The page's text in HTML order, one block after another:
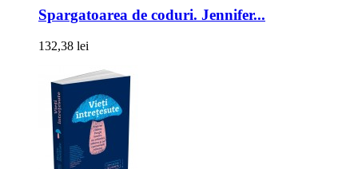
Spargatoarea de coduri. Jennifer...
132,38 lei